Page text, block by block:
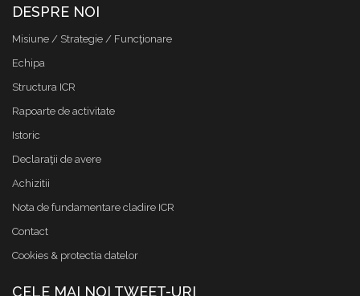
DESPRE NOI
Misiune / Strategie / Funcţionare
Echipa
Structura ICR
Rapoarte de activitate
Istoric
Declaraţii de avere
Achizitii
Nota de fundamentare cladire ICR
Contact
Cookies & protectia datelor
CELE MAI NOI TWEET-URI